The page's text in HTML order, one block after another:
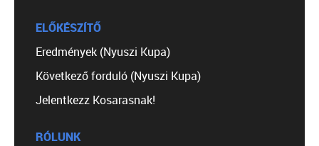
ELŐKÉSZÍTŐ
Eredmények (Nyuszi Kupa)
Következő forduló (Nyuszi Kupa)
Jelentkezz Kosarasnak!
RÓLUNK